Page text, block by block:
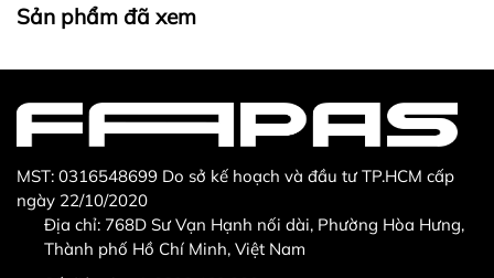
Sản phẩm bị hư hỏng khi nhìn bằng mắt thường
Sản phẩm đã xem
MST: 0316548699 Do sở kế hoạch và đầu tư TP.HCM cấp
ngày 22/10/2020
Địa chỉ: 768D Sư Vạn Hạnh nối dài, Phường Hòa Hưng,
Thành phố Hồ Chí Minh, Việt Nam